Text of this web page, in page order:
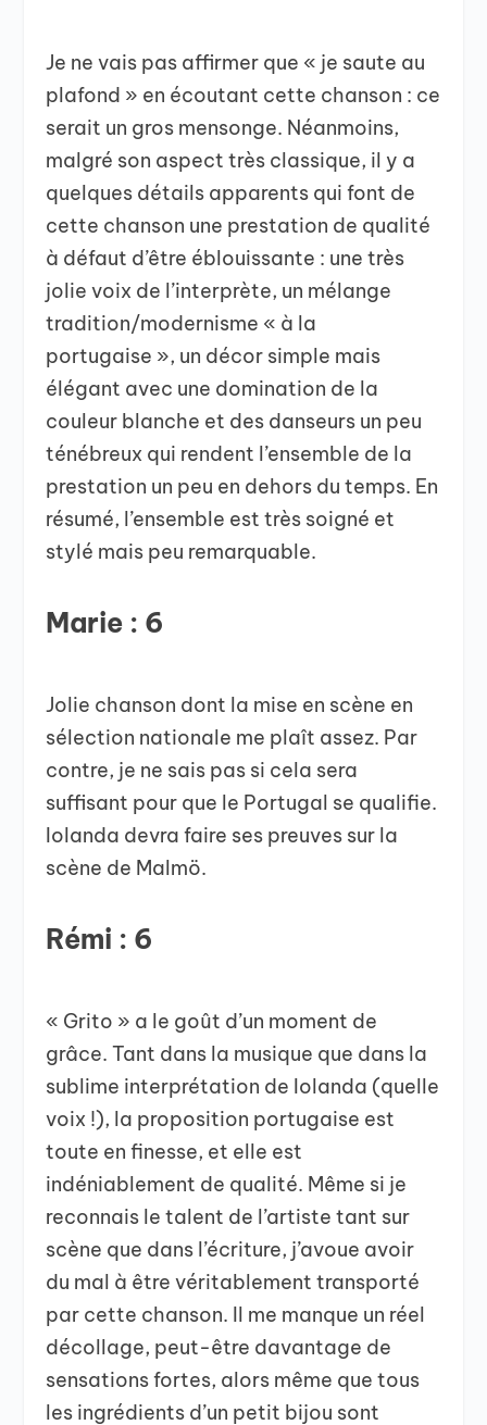
Je ne vais pas affirmer que « je saute au
plafond » en écoutant cette chanson : ce
serait un gros mensonge. Néanmoins,
malgré son aspect très classique, il y a
quelques détails apparents qui font de
cette chanson une prestation de qualité
à défaut d’être éblouissante : une très
jolie voix de l’interprète, un mélange
tradition/modernisme « à la
portugaise », un décor simple mais
élégant avec une domination de la
couleur blanche et des danseurs un peu
ténébreux qui rendent l’ensemble de la
prestation un peu en dehors du temps. En
résumé, l’ensemble est très soigné et
stylé mais peu remarquable.
Marie : 6
Jolie chanson dont la mise en scène en
sélection nationale me plaît assez. Par
contre, je ne sais pas si cela sera
suffisant pour que le Portugal se qualifie.
Iolanda devra faire ses preuves sur la
scène de Malmö.
Rémi : 6
« Grito » a le goût d’un moment de
grâce. Tant dans la musique que dans la
sublime interprétation de Iolanda (quelle
voix !), la proposition portugaise est
toute en finesse, et elle est
indéniablement de qualité. Même si je
reconnais le talent de l’artiste tant sur
scène que dans l’écriture, j’avoue avoir
du mal à être véritablement transporté
par cette chanson. Il me manque un réel
décollage, peut-être davantage de
sensations fortes, alors même que tous
les ingrédients d’un petit bijou sont